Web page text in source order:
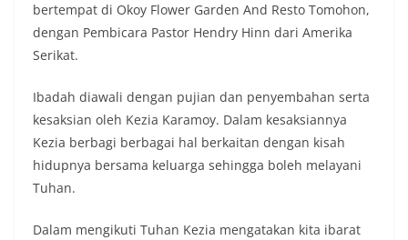
bertempat di Okoy Flower Garden And Resto Tomohon,
dengan Pembicara Pastor Hendry Hinn dari Amerika
Serikat.
Ibadah diawali dengan pujian dan penyembahan serta
kesaksian oleh Kezia Karamoy. Dalam kesaksiannya
Kezia berbagi berbagai hal berkaitan dengan kisah
hidupnya bersama keluarga sehingga boleh melayani
Tuhan.
Dalam mengikuti Tuhan Kezia mengatakan kita ibarat